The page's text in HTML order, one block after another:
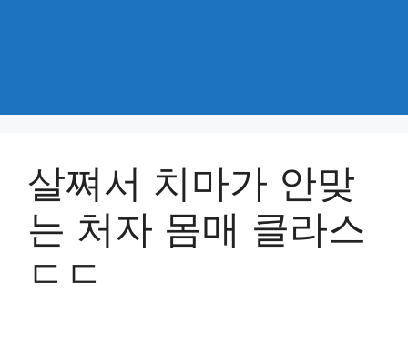
살쪄서 치마가 안맞
는 처자 몸매 클라스
ㄷㄷ